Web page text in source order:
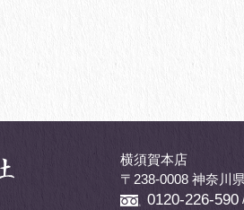
横須賀本店
〒238-0008 神奈川
0120-226-590